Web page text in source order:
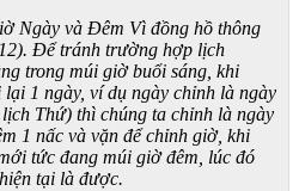
Ngày và Đêm Vì đồng hồ thông
Để tránh trường hợp lịch
trong múi giờ buổi sáng, khi
1 ngày, ví dụ ngày chỉnh là ngày
Thứ) thì chúng ta chỉnh là ngày
1 nấc và vặn để chỉnh giờ, khi
tức đang múi giờ đêm, lúc đó
tại là được.